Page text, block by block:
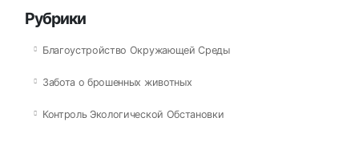
Рубрики
Благоустройство Окружающей Среды
Забота о брошенных животных
Контроль Экологической Обстановки